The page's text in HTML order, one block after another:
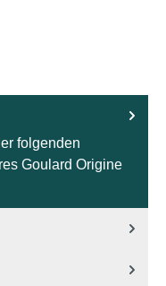
folgenden
Goulard Origine